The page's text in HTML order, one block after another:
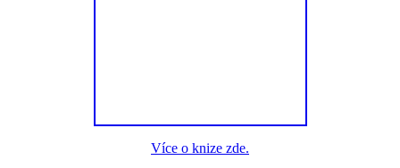
Více o knize zde.